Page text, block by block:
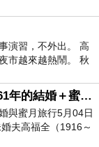
翼般色塊包覆著
演習，不外出。 高
市越來越熱鬧。 秋
。。
AI「曼波女郎」葛蘭1961年的結婚＋蜜月旅行 #戀上老電影 #葛蘭 #粟子
與蜜月旅行5月04日
夫高福全（1916～
英國倫敦St.S